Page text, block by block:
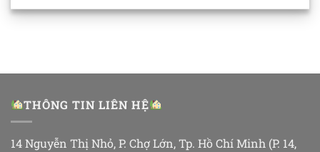
THÔNG TIN LIÊN HỆ
14 Nguyễn Thị Nhỏ, P. Chợ Lớn, Tp. Hồ Chí Minh (P. 14,